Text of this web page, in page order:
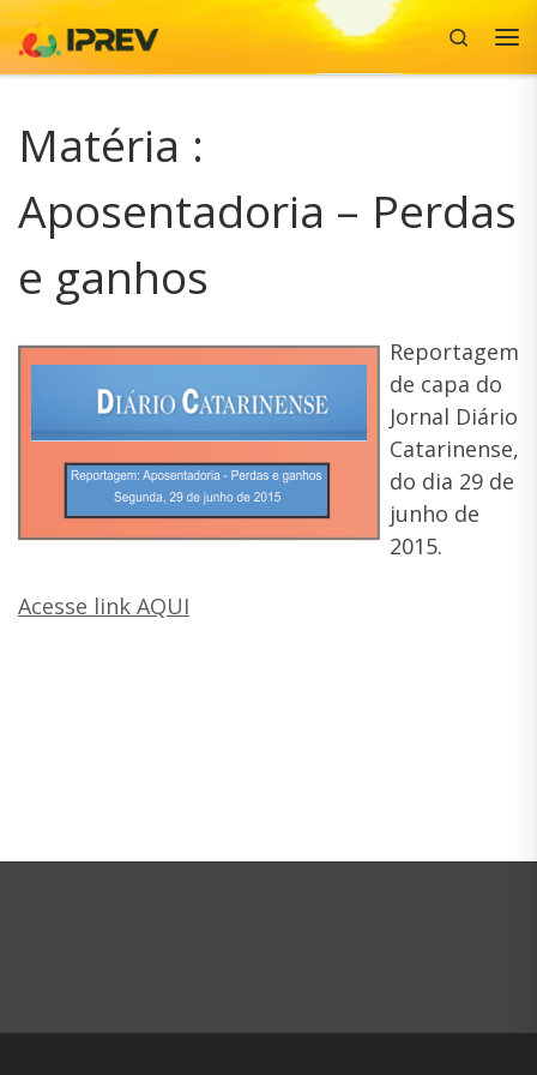
Skip to content
Search
Matéria :
Aposentadoria – Perdas
e ganhos
Reportagem
de capa do
Jornal Diário
Catarinense,
do dia 29 de
junho de
2015.
Acesse link AQUI